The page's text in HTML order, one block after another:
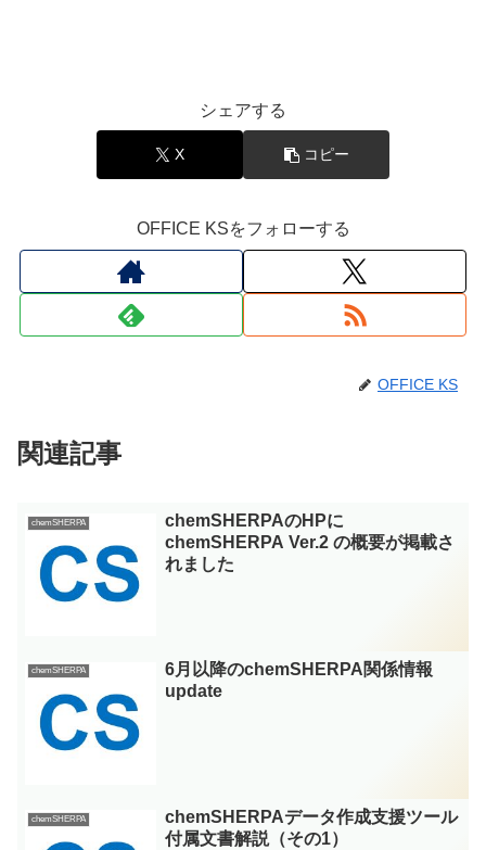
シェアする
X コピー
OFFICE KSをフォローする
OFFICE KS
関連記事
chemSHERPA
chemSHERPAのHPに
chemSHERPA Ver.2 の概要が掲載さ
れました
chemSHERPA
6月以降のchemSHERPA関係情報
update
chemSHERPA
chemSHERPAデータ作成支援ツール
付属文書解説（その1）